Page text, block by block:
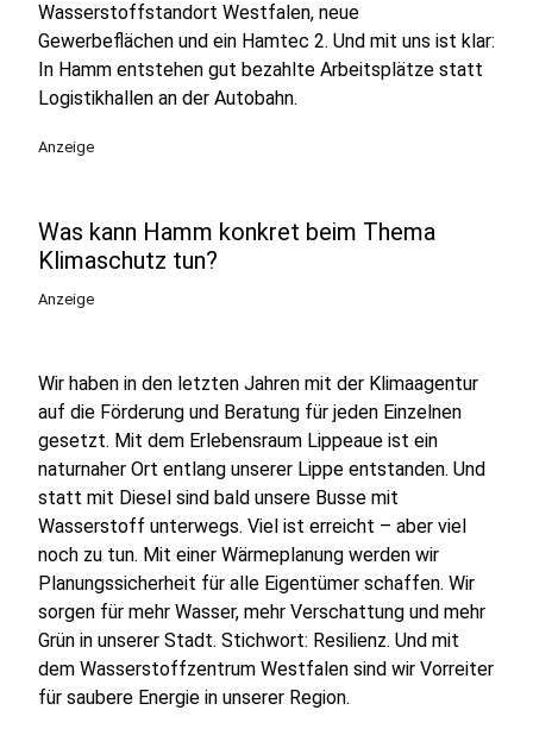
Wasserstoffstandort Westfalen, neue
Gewerbeflächen und ein Hamtec 2. Und mit uns ist klar:
In Hamm entstehen gut bezahlte Arbeitsplätze statt
Logistikhallen an der Autobahn.
Anzeige
Was kann Hamm konkret beim Thema
Klimaschutz tun?
Anzeige
Wir haben in den letzten Jahren mit der Klimaagentur
auf die Förderung und Beratung für jeden Einzelnen
gesetzt. Mit dem Erlebensraum Lippeaue ist ein
naturnaher Ort entlang unserer Lippe entstanden. Und
statt mit Diesel sind bald unsere Busse mit
Wasserstoff unterwegs. Viel ist erreicht – aber viel
noch zu tun. Mit einer Wärmeplanung werden wir
Planungssicherheit für alle Eigentümer schaffen. Wir
sorgen für mehr Wasser, mehr Verschattung und mehr
Grün in unserer Stadt. Stichwort: Resilienz. Und mit
dem Wasserstoffzentrum Westfalen sind wir Vorreiter
für saubere Energie in unserer Region.